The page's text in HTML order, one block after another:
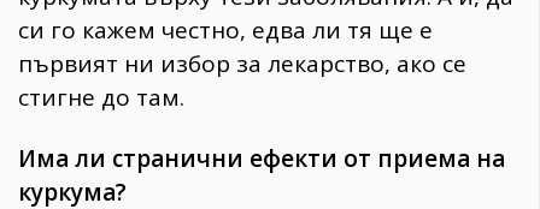
си го кажем честно, едва ли тя ще е
първият ни избор за лекарство, ако се
стигне до там.
Има ли странични ефекти от приема на
куркума?